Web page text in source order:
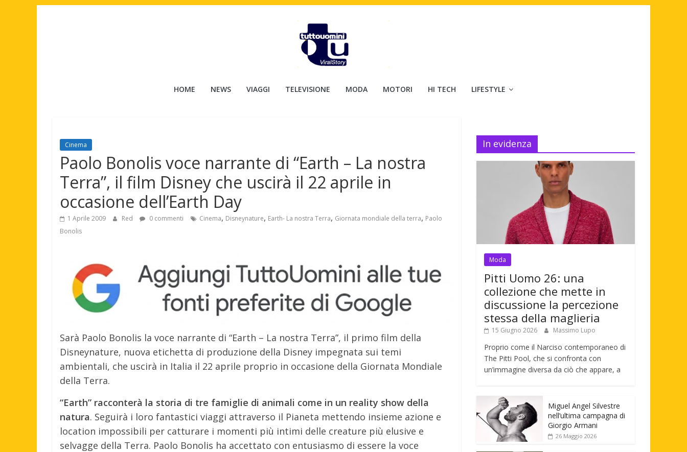
Tuttouomini
Motori,
gay
news
moda
maschile
HOME NEWS VIAGGI TELEVISIONE MODA MOTORI HI TECH LIFESTYLE
Cinema
Paolo Bonolis voce narrante di “Earth – La nostra
Terra”, il film Disney che uscirà il 22 aprile in
occasione dell’Earth Day
1 Aprile 2009 Red 0 commenti Cinema, Disneynature, Earth- La nostra Terra, Giornata mondiale della terra, Paolo
Bonolis
Sarà Paolo Bonolis la voce narrante di “Earth – La nostra Terra”, il primo film della
Disneynature, nuova etichetta di produzione della Disney impegnata sui temi
ambientali, che uscirà in Italia il 22 aprile proprio in occasione della Giornata Mondiale
della Terra.
“Earth” racconterà la storia di tre famiglie di animali come in un reality show della
natura. Seguirà i loro fantastici viaggi attraverso il Pianeta mettendo insieme azione e
location impossibili per catturare i momenti più intimi delle creature più elusive e
selvagge della Terra. Paolo Bonolis ha accettato con entusiasmo di essere la voce
In evidenza
Moda
Pitti Uomo 26: una
collezione che mette in
discussione la percezione
stessa della maglieria
15 Giugno 2026 Massimo Lupo
Proprio come il Narciso contemporaneo di
The Pitti Pool, che si confronta con
un’immagine diversa da ciò che appare, a
Miguel Angel Silvestre
nell’ultima campagna di
Giorgio Armani
26 Maggio 2026